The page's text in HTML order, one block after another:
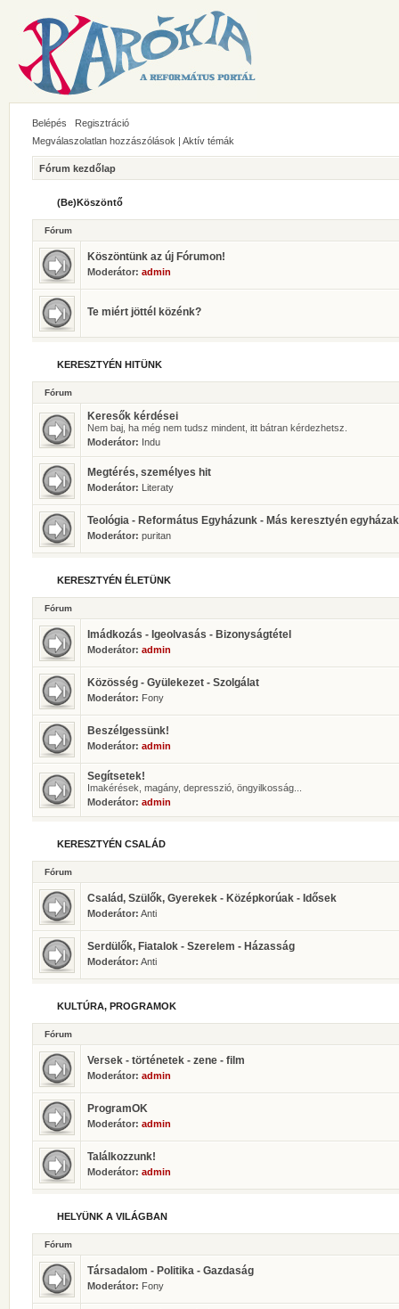
Belépés
Regisztráció
Megválaszolatlan hozzászólások | Aktív témák
Fórum kezdőlap
(Be)Köszöntő
Fórum
Köszöntünk az új Fórumon!
Moderátor: admin
Te miért jöttél közénk?
KERESZTYÉN HITÜNK
Fórum
Keresők kérdései
Nem baj, ha még nem tudsz mindent, itt bátran kérdezhetsz.
Moderátor: Indu
Megtérés, személyes hit
Moderátor: Literaty
Teológia - Református Egyházunk - Más keresztyén egyházak
Moderátor: puritan
KERESZTYÉN ÉLETÜNK
Fórum
Imádkozás - Igeolvasás - Bizonyságtétel
Moderátor: admin
Közösség - Gyülekezet - Szolgálat
Moderátor: Fony
Beszélgessünk!
Moderátor: admin
Segítsetek!
Imakérések, magány, depresszió, öngyilkosság...
Moderátor: admin
KERESZTYÉN CSALÁD
Fórum
Család, Szülők, Gyerekek - Középkorúak - Idősek
Moderátor: Anti
Serdülők, Fiatalok - Szerelem - Házasság
Moderátor: Anti
KULTÚRA, PROGRAMOK
Fórum
Versek - történetek - zene - film
Moderátor: admin
ProgramOK
Moderátor: admin
Találkozzunk!
Moderátor: admin
HELYÜNK A VILÁGBAN
Fórum
Társadalom - Politika - Gazdaság
Moderátor: Fony